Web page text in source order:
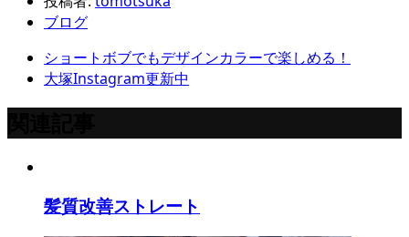
ブログ
ショートボブでもデザインカラーで楽しめる！
大塚Instagram更新中
髪質改善ストレート